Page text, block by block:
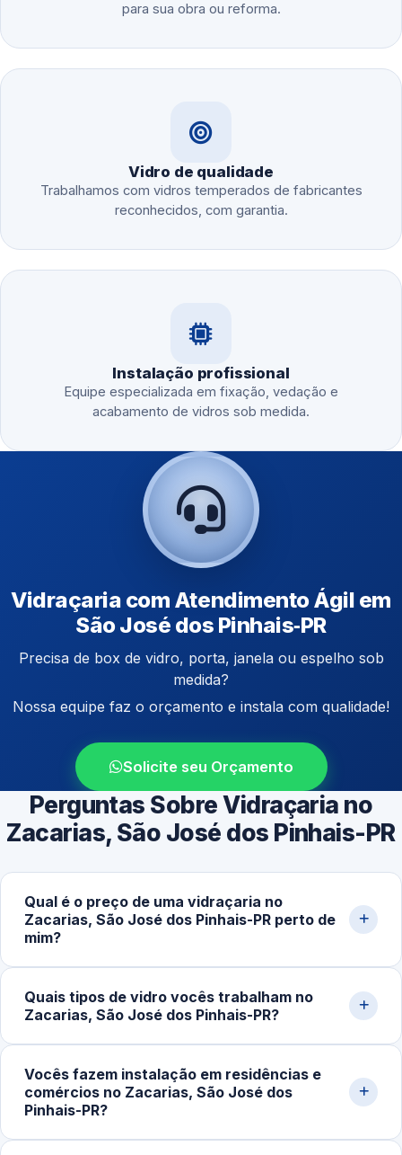
para sua obra ou reforma.
Vidro de qualidade
Trabalhamos com vidros temperados de fabricantes
reconhecidos, com garantia.
Instalação profissional
Equipe especializada em fixação, vedação e
acabamento de vidros sob medida.
Vidraçaria com Atendimento Ágil em
São José dos Pinhais‑PR
Precisa de box de vidro, porta, janela ou espelho sob
medida?
Nossa equipe faz o orçamento e instala com qualidade!
Solicite seu Orçamento
Perguntas Sobre Vidraçaria no
Zacarias, São José dos Pinhais-PR
Qual é o preço de uma vidraçaria no
Zacarias, São José dos Pinhais-PR perto de
mim?
dimensões, espessura, acessórios e complexidade da
instalação. Box simples partem de cerca de R$400,00;
portas e fachadas podem ultrapassar R$2.500,00.
Solicite uma medição pelo WhatsApp para receber um
orçamento detalhado.
Quais tipos de vidro vocês trabalham no
Zacarias, São José dos Pinhais-PR?
jateado, refletivo, laminado e espelhos sob medida.
Atendemos espessuras de 6mm, 8mm, 10mm e 12mm
Vocês fazem instalação em residências e
comércios no Zacarias, São José dos
Pinhais-PR?